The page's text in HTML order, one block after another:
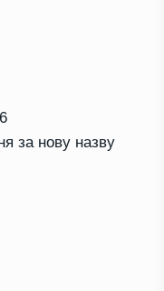
за нову назву